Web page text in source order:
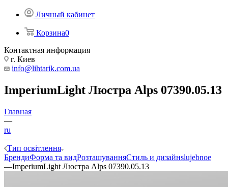
Личный кабинет
Корзина0
Контактная информация
г. Киев
info@lihtarik.com.ua
ImperiumLight Люстра Alps 07390.05.13
Главная
—
ru
—
Тип освітлення
БрендиФорма та видРозташуванняСтиль и дизайнslujebnoe
—ImperiumLight Люстра Alps 07390.05.13